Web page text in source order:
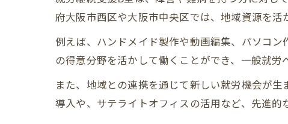
府大阪市西区や大阪市中央区では、地域資源を活
例えば、ハンドメイド製作や動画編集、パソコ
の得意分野を活かして働くことができ、一般就労
また、地域との連携を通じて新しい就労機会が
導入や、サテライトオフィスの活用など、先進的